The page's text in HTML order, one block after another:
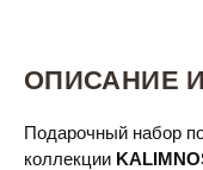
ОПИСАНИЕ
Подарочный набор
коллекции